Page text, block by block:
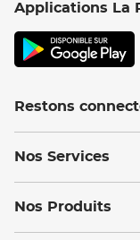
Applications La
Restons
Nos Services
Nos Produits